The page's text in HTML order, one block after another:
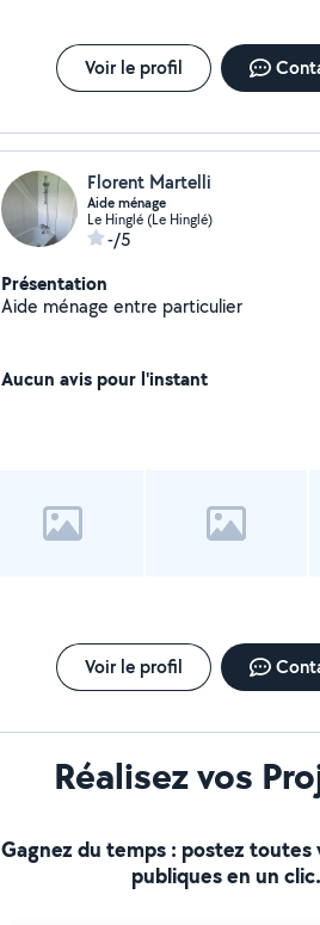
Voir le profil
Florent Martelli
Aide ménage
Le Hinglé (Le Hinglé)
-/5
Présentation
Aide ménage entre particulier
Aucun avis pour l'instant
Voir le profil
Réalisez vos
Gagnez du temps : postez toutes
publiques en un clic.